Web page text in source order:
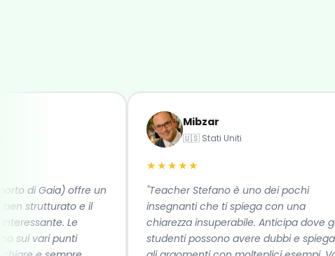
di Gaia) offre un
e il
Le
vari punti
Mibzar
🇺🇸 Stati Uniti
★★★★★
"Teacher Stefano è uno dei pochi
insegnanti che ti spiega con una
chiarezza insuperabile. Anticipa dove gli
studenti possono avere dubbi e spiega